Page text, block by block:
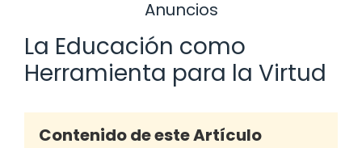
Anuncios
La Educación como
Herramienta para la Virtud
Contenido de este Artículo